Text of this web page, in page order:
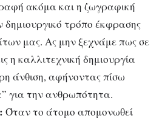
ακόμα και η ζωγραφική
τρόπο έκφρασης
μας. Ας μην ξεχνάμε πως σε
η καλλιτεχνική δημιουργία
άνθιση, αφήνοντας πίσω
για την ανθρωπότητα.
Όταν το άτομο απομονωθεί